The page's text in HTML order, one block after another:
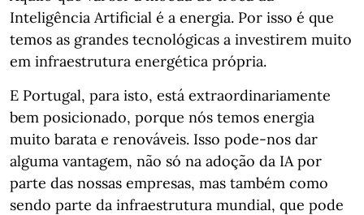
Inteligência Artificial é a energia. Por isso é que
temos as grandes tecnológicas a investirem muito
em infraestrutura energética própria.
E Portugal, para isto, está extraordinariamente
bem posicionado, porque nós temos energia
muito barata e renováveis. Isso pode-nos dar
alguma vantagem, não só na adoção da IA por
parte das nossas empresas, mas também como
sendo parte da infraestrutura mundial, que pode